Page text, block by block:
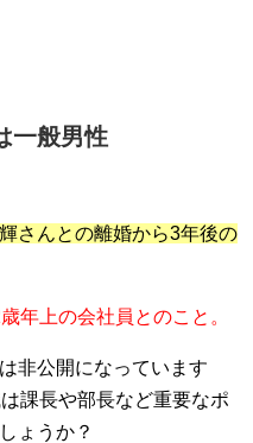
一般男性
さんとの離婚から3年後の
年上の会社員とのこと。
非公開になっています
課長や部長など重要なポ
ょうか？